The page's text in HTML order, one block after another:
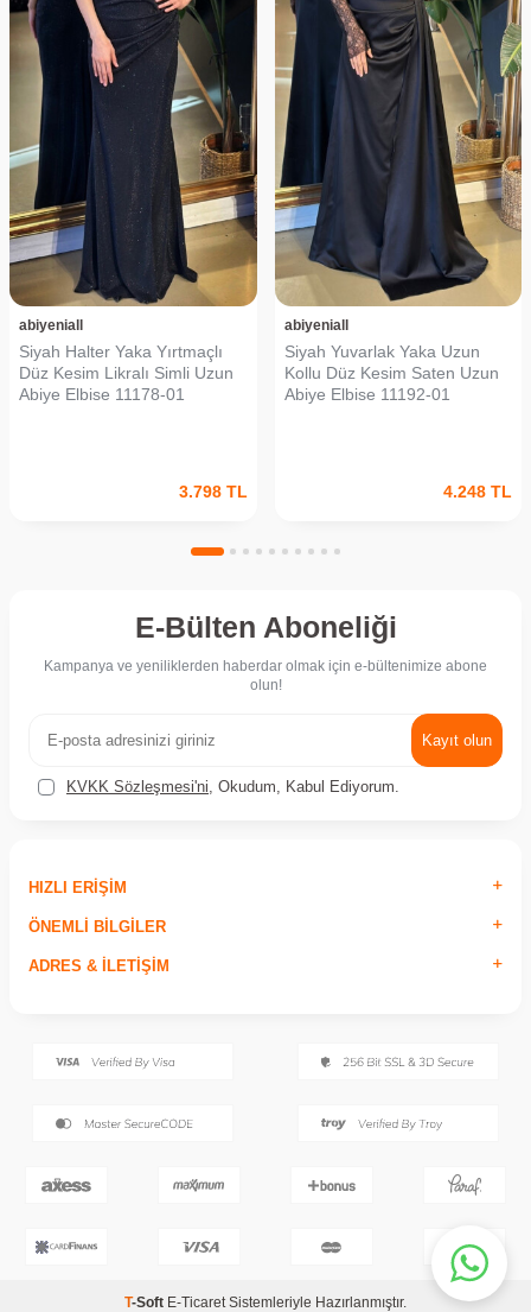
abiyeniall
Siyah Halter Yaka Yırtmaçlı
Düz Kesim Likralı Simli Uzun
Abiye Elbise 11178-01
3.798TL
abiyeniall
Siyah Yuvarlak Yaka Uzun
Kollu Düz Kesim Saten Uzun
Abiye Elbise 11192-01
4.248 TL
E-Bülten Aboneliği
Kampanya ve yeniliklerden haberdar olmak için e-bültenimize abone
olun!
Kayıt olun
KVKK Sözleşmesi'ni , Okudum, Kabul Ediyorum.
HIZLI ERIŞIM
ÖNEMLI BILGILER
ADRES & İLETIŞIM
T-Soft E-Ticaret Sistemleriyle Hazırlanmıştır.